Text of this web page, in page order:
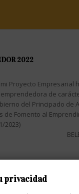
2022
Proyecto Empresarial
de
del Principado de
de Fomento al
2023)
privacidad